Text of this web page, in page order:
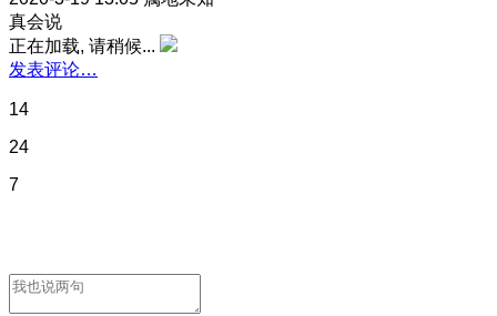
真会说
正在加载, 请稍候...
发表评论…
14
24
7